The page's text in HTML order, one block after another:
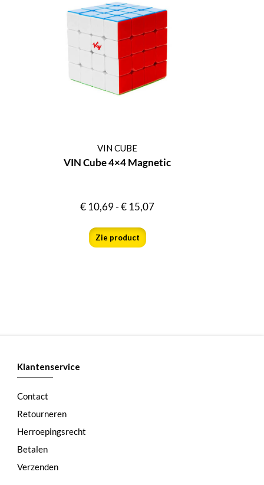
VIN CUBE
VIN Cube 4×4 Magnetic
€10,69-€15,07
Zie product
Klantenservice
Contact
Retourneren
Herroepingsrecht
Betalen
Verzenden